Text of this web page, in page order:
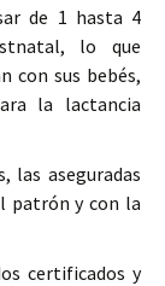
de 1 hasta 4
lo que
con sus bebés,
la lactancia
las aseguradas
patrón y con la
certificados y